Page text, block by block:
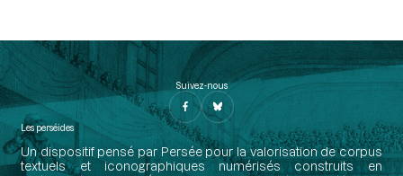
Suivez-nous
Les perséides
Un dispositif pensé par Persée pour la valorisation de corpus
textuels et iconographiques numérisés construits en